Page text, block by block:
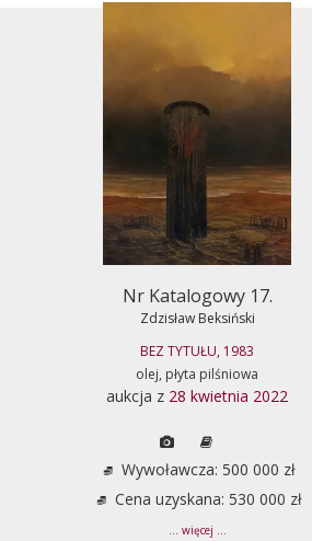
Nr Katalogowy 17.
Zdzisław Beksiński
BEZ TYTUŁU, 1983
olej, płyta pilśniowa
aukcja z 28 kwietnia 2022
Wywoławcza: 500 000 zł
Cena uzyskana: 530 000 zł
... więcej ...